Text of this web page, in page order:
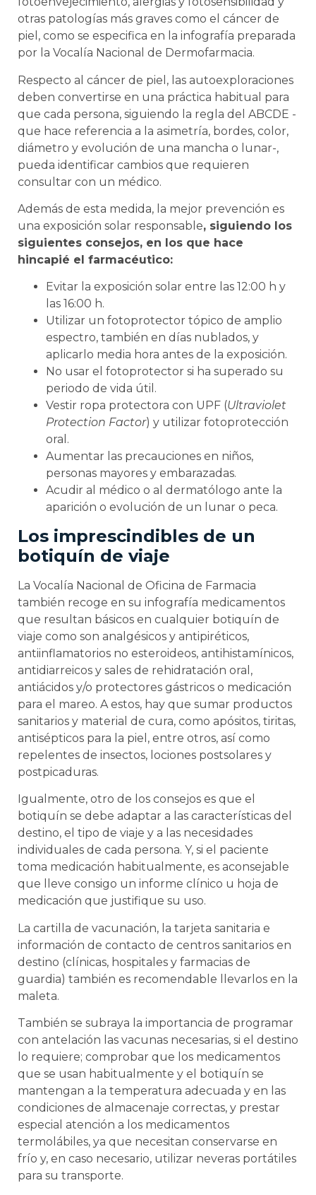
otras patologías más graves como el cáncer de
piel, como se especifica en la infografía preparada
por la Vocalía Nacional de Dermofarmacia.
Respecto al cáncer de piel, las autoexploraciones
deben convertirse en una práctica habitual para
que cada persona, siguiendo la regla del ABCDE -
que hace referencia a la asimetría, bordes, color,
diámetro y evolución de una mancha o lunar-,
pueda identificar cambios que requieren
consultar con un médico.
Además de esta medida, la mejor prevención es
una exposición solar responsable, siguiendo los
siguientes consejos, en los que hace
hincapié el farmacéutico:
Evitar la exposición solar entre las 12:00 h y
las 16:00 h.
Utilizar un fotoprotector tópico de amplio
espectro, también en días nublados, y
aplicarlo media hora antes de la exposición.
No usar el fotoprotector si ha superado su
periodo de vida útil.
Vestir ropa protectora con UPF (Ultraviolet
Protection Factor) y utilizar fotoprotección
oral.
Aumentar las precauciones en niños,
personas mayores y embarazadas.
Acudir al médico o al dermatólogo ante la
aparición o evolución de un lunar o peca.
Los imprescindibles de un
botiquín de viaje
La Vocalía Nacional de Oficina de Farmacia
también recoge en su infografía medicamentos
que resultan básicos en cualquier botiquín de
viaje como son analgésicos y antipiréticos,
antiinflamatorios no esteroideos, antihistamínicos,
antidiarreicos y sales de rehidratación oral,
antiácidos y/o protectores gástricos o medicación
para el mareo. A estos, hay que sumar productos
sanitarios y material de cura, como apósitos, tiritas,
antisépticos para la piel, entre otros, así como
repelentes de insectos, lociones postsolares y
postpicaduras.
Igualmente, otro de los consejos es que el
botiquín se debe adaptar a las características del
destino, el tipo de viaje y a las necesidades
individuales de cada persona. Y, si el paciente
toma medicación habitualmente, es aconsejable
que lleve consigo un informe clínico u hoja de
medicación que justifique su uso.
La cartilla de vacunación, la tarjeta sanitaria e
información de contacto de centros sanitarios en
destino (clínicas, hospitales y farmacias de
guardia) también es recomendable llevarlos en la
maleta.
También se subraya la importancia de programar
con antelación las vacunas necesarias, si el destino
lo requiere; comprobar que los medicamentos
que se usan habitualmente y el botiquín se
mantengan a la temperatura adecuada y en las
condiciones de almacenaje correctas, y prestar
especial atención a los medicamentos
termolábiles, ya que necesitan conservarse en
frío y, en caso necesario, utilizar neveras portátiles
para su transporte.